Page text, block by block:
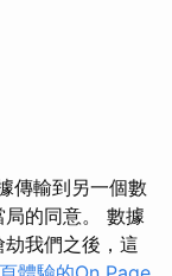
傳輸到另一個數
的同意。 數據
我們之後，這